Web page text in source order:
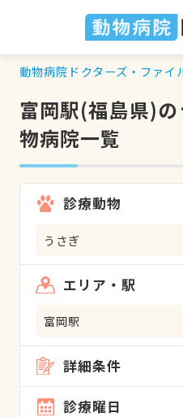
動物病院ドクターズ・ファイ
富岡駅(福島県)
物病院一覧
診療動物
うさぎ
エリア・駅
富岡駅
詳細条件
診療曜日